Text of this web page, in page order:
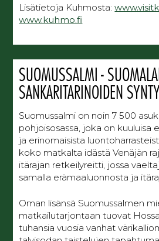
Lisätietoja Kuhmosta:
www.kuhmo.fi
SUOMUSSALMI -
SANKARITARINOIDEN
Suomussalmi on noin 7 500
pohjoisosassa, joka on kuuluisa
ja erinomaisista
koko matkalta idästä Venäjän
itärajan retkeilyreitti, jossa
samalla erämaaluonnosta ja
Oman lisänsä Suomussalmen
matkailutarjontaan tuovat
tuhansia vuosia vanhat